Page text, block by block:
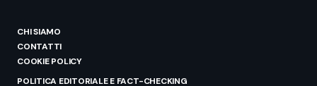
CHI SIAMO
CONTATTI
COOKIE POLICY
POLITICA EDITORIALE E FACT-CHECKING